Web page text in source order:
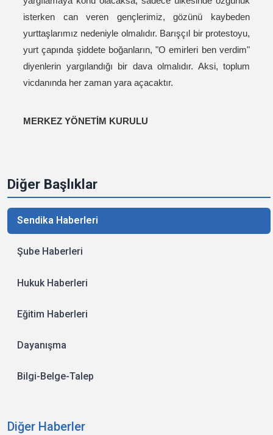
Diğer Başlıklar
Sendika Haberleri
Şube Haberleri
Hukuk Haberleri
Eğitim Haberleri
Dayanışma
Bilgi-Belge-Talep
Diğer Haberler
isterken can veren gençlerimiz, gözünü kaybeden
yurttaşlarımız nedeniyle olmalıdır. Barışçıl bir protestoyu,
yurt çapında şiddete boğanların, "O emirleri ben verdim"
diyenlerin yargılandığı bir dava olmalıdır. Aksi, toplum
vicdanında her zaman yara açacaktır.
MERKEZ YÖNETİM KURULU